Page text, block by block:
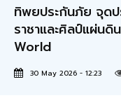
ทิพยประกันภัย จุดป
ราชาและศิลป์แผ่น
World
30 May 2026 - 12:23